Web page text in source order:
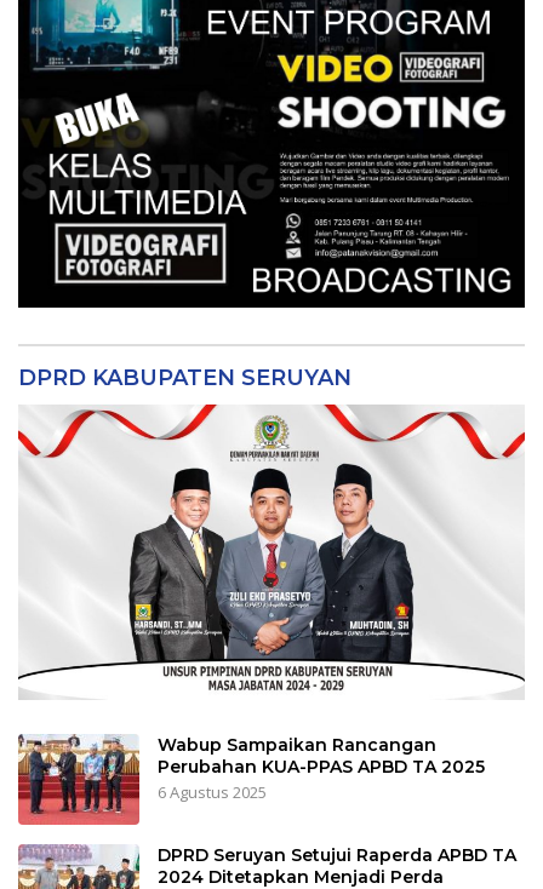
DPRD KABUPATEN SERUYAN
Wabup Sampaikan Rancangan
Perubahan KUA-PPAS APBD TA 2025
6 Agustus 2025
DPRD Seruyan Setujui Raperda APBD TA
2024 Ditetapkan Menjadi Perda